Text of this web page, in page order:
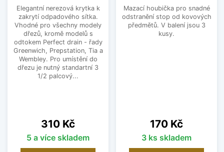
Elegantní nerezová krytka k
zakrytí odpadového sítka.
Vhodné pro všechny modely
dřezů, kromě modelů s
odtokem Perfect drain - řady
Greenwich, Prepstation, Tia a
Wembley. Pro umístění do
dřezu je nutný standartní 3
1/2 palcový...
Cena
310 Kč
5 a více skladem
Mazací houbička pro snadné
odstranění stop od kovových
předmětů. V balení jsou 3
kusy.
Cena
170 Kč
3 ks skladem